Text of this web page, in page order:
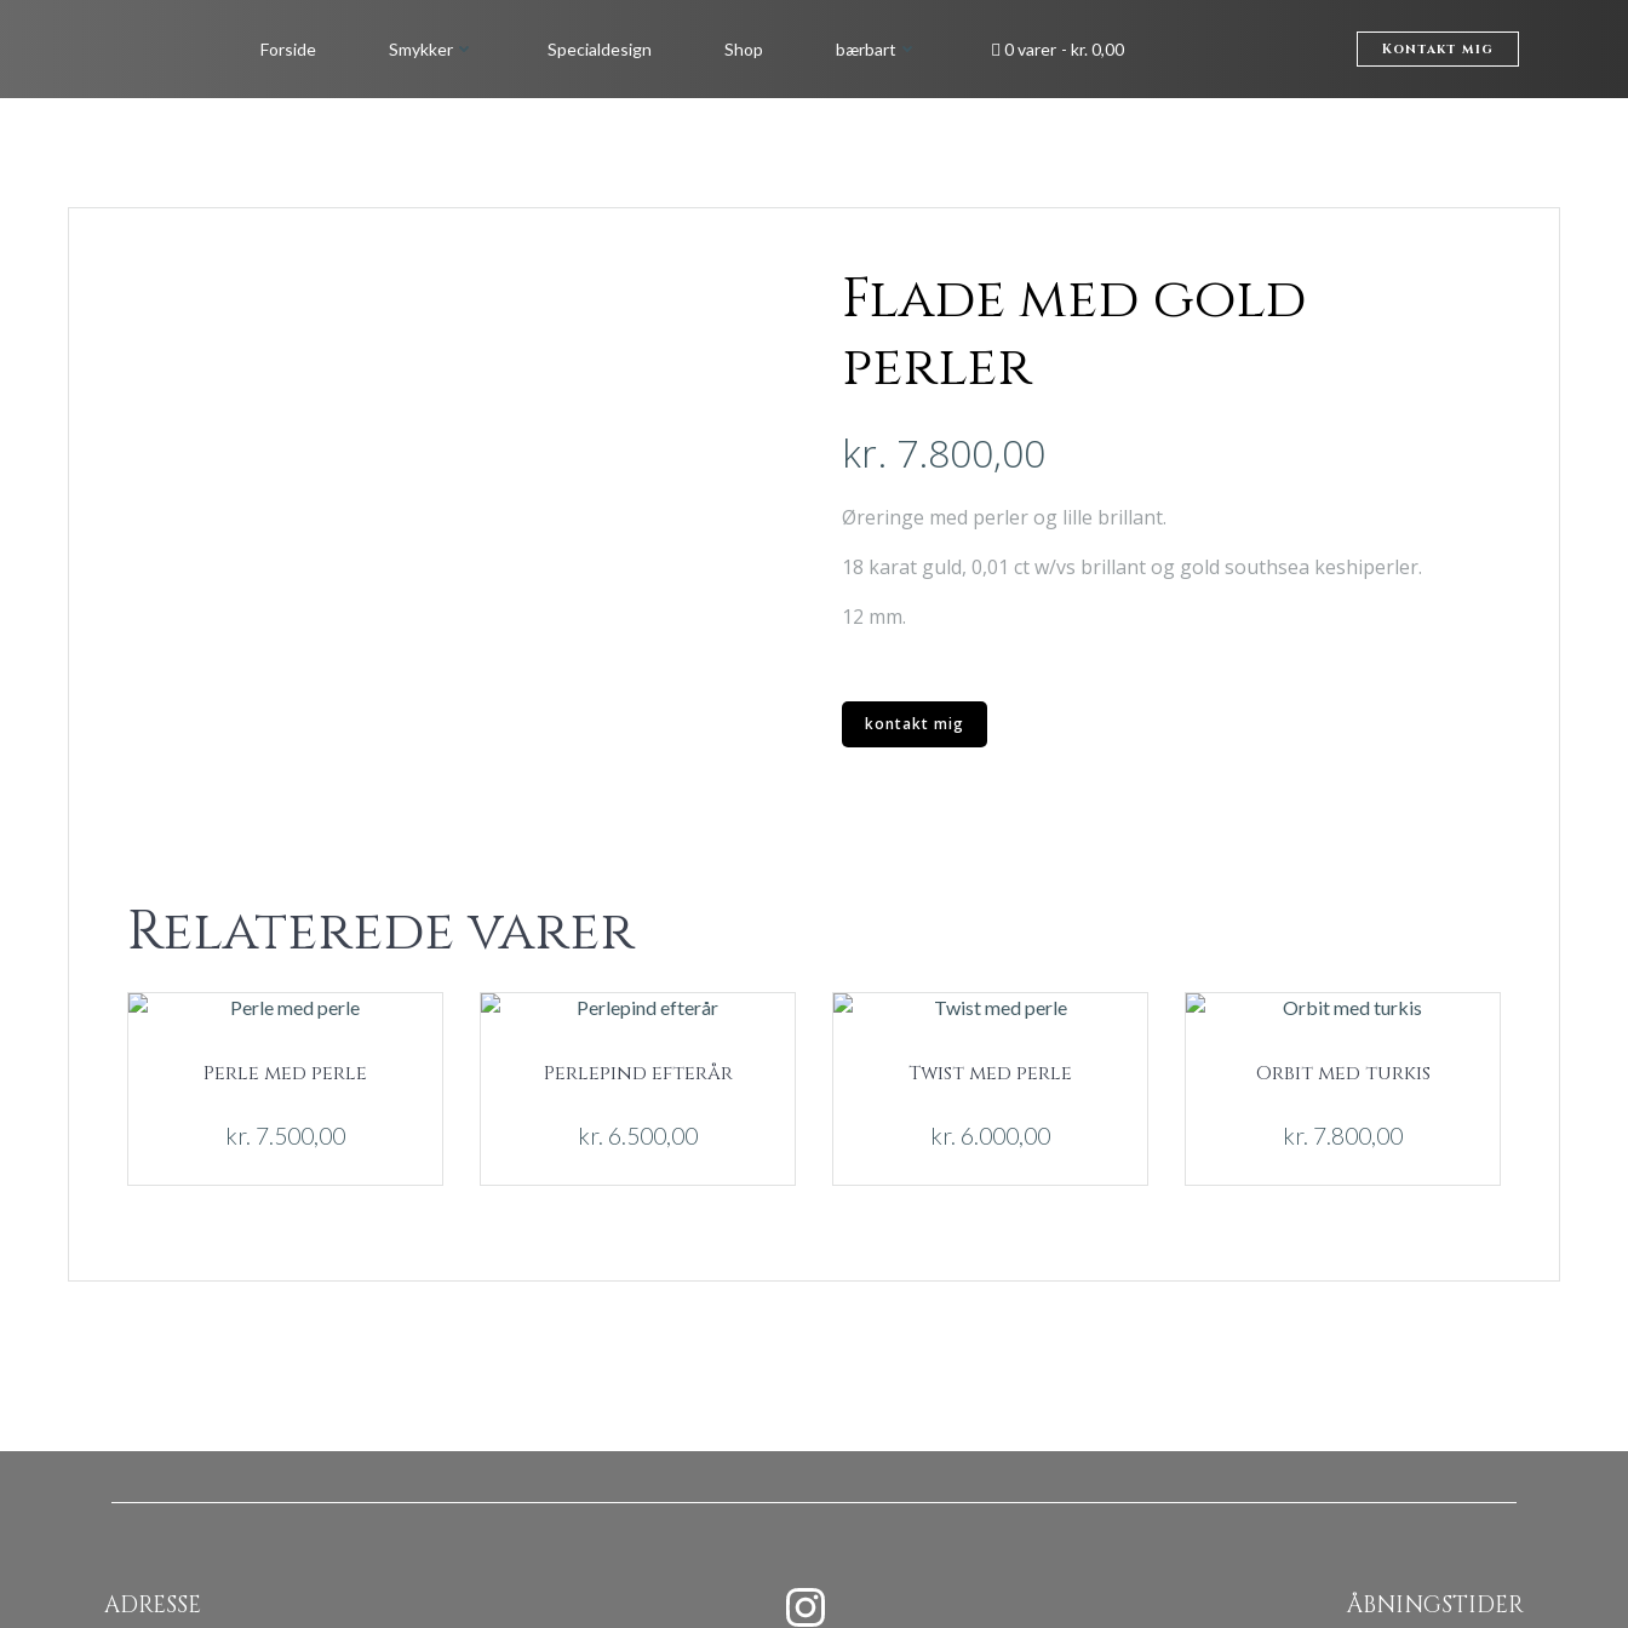
Forside Smykker Specialdesign Shop bærbart 0 varer kr. 0,00 Kontakt mig
Flade med gold
perler
kr. 7.800,00
Øreringe med perler og lille brillant.
18 karat guld, 0,01 ct w/vs brillant og gold southsea keshiperler.
12 mm.
kontakt mig
Relaterede varer
Perle med perle
kr. 7.500,00
Perlepind efterår
kr. 6.500,00
Twist med perle
kr. 6.000,00
Orbit med turkis
kr. 7.800,00
ADRESSE ÅBNINGSTIDER